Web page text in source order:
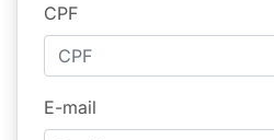
CPF
E-mail